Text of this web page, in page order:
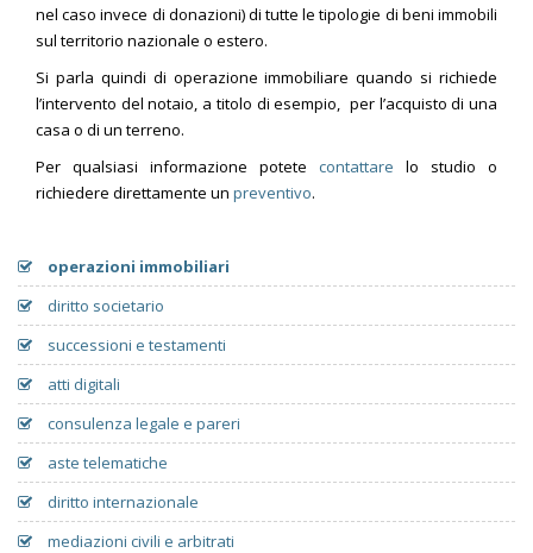
nel caso invece di donazioni) di tutte le tipologie di beni immobili
sul territorio nazionale o estero.
Si parla quindi di operazione immobiliare quando si richiede
l’intervento del notaio, a titolo di esempio, per l’acquisto di una
casa o di un terreno.
Per qualsiasi informazione potete contattare lo studio o
richiedere direttamente un preventivo.
operazioni immobiliari
diritto societario
successioni e testamenti
atti digitali
consulenza legale e pareri
aste telematiche
diritto internazionale
mediazioni civili e arbitrati